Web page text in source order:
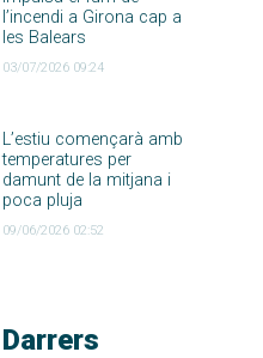
l’incendi a Girona cap a
les Balears
03/07/2026 09:24
L’estiu començarà amb
temperatures per
damunt de la mitjana i
poca pluja
09/06/2026 02:52
Darrers